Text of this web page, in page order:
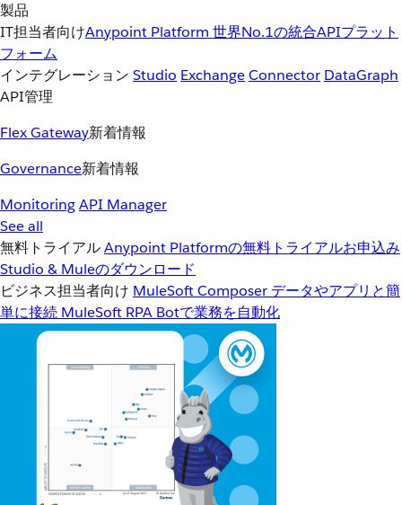
製品
IT担当者向けAnypoint Platform 世界No.1の統合APIプラット
フォーム
インテグレーション Studio ExchangeConnector DataGraph
API管理
Flex Gateway新着情報
Governance新着情報
MonitoringAPI Manager
See all
無料トライアルAnypoint Platformの無料トライアルお申込み
Studio & Muleのダウンロード
ビジネス担当者向け MuleSoft Composer データやアプリと簡
単に接続 MuleSoft RPA Botで業務を自動化